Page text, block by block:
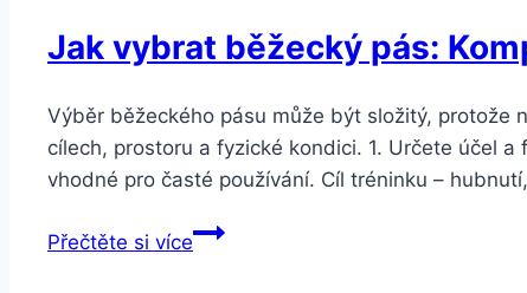
Jak vybrat běžecký pás:
Výběr běžeckého pásu může být složitý, protože
cílech, prostoru a fyzické kondici. 1. Určete účel
vhodné pro časté používání. Cíl tréninku –
Přečtěte si víceJak